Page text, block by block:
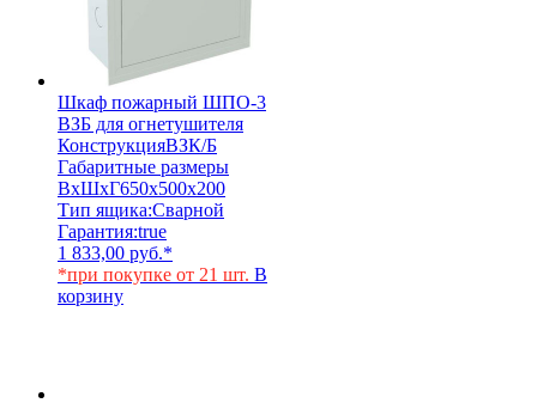
Шкаф пожарный ШПО-3
ВЗБ для огнетушителя
КонструкцияВЗК/Б
Габаритные размеры
ВхШхГ650х500х200
Тип ящика:Сварной
Гарантия:true
1 833,00 руб.*
*при покупке от 21 шт. В
корзину